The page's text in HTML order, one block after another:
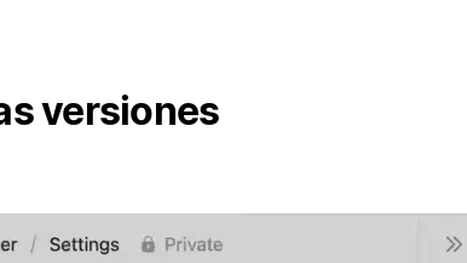
versiones